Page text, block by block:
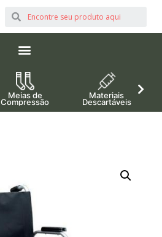
Meias de
Compressão
Materiais
Descartáveis